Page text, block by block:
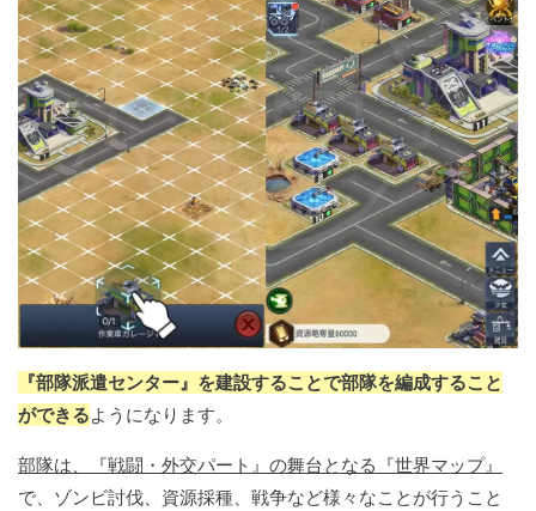
『部隊派遣センター』を建設することで部隊を編成すること
ができるようになります。
部隊は、『戦闘・外交パート』の舞台となる『世界マップ』
で、ゾンビ討伐、資源採種、戦争など様々なことが行うこと